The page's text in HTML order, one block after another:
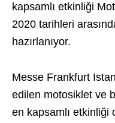
kapsamlı etkinliği
2020 tarihleri
hazırlanıyor.
Messe Frankfurt
edilen motosiklet ve
en kapsamlı etkinliği